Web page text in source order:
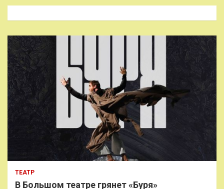
к
ТЕАТР
В Большом театре грянет «Буря»